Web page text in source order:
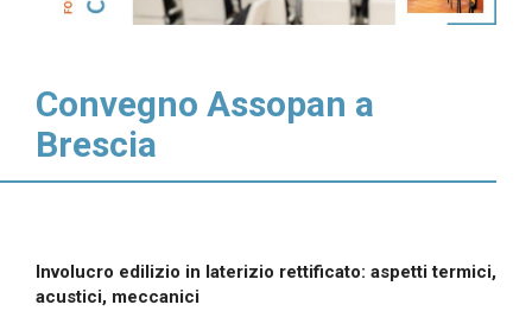
Convegno Assopan a
Brescia
Involucro edilizio in laterizio rettificato: aspetti termici,
acustici, meccanici